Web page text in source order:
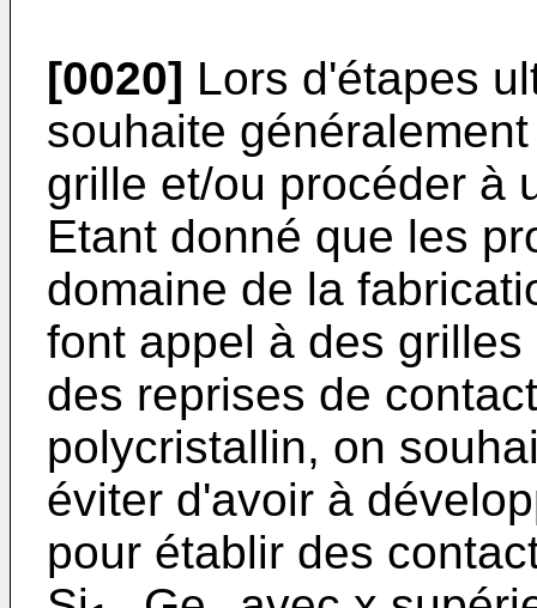
[0020] Lors d'étapes
souhaite
grille et/ou procéder à
Etant donné que les
domaine de la
font appel à des
des reprises de
polycristallin, on
éviter d'avoir à
pour établir des